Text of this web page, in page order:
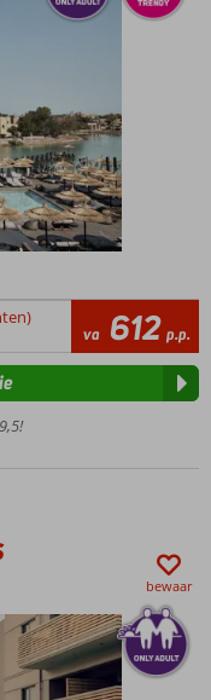
va 612 p.p.
bewaar